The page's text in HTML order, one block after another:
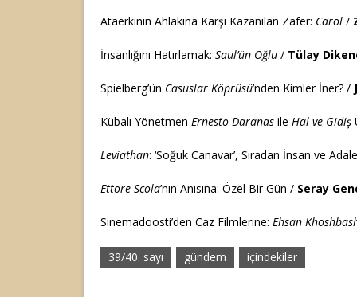
Ataerkinin Ahlakına Karşı Kazanılan Zafer: Carol /
İnsanlığını Hatırlamak: Saul’ün Oğlu / Tülay
Spielberg’ün Casuslar Köprüsü’nden Kimler İner? /
Kübalı Yönetmen Ernesto Daranas ile Hal ve Gidiş
Leviathan: ‘Soğuk Canavar’, Sıradan İnsan ve
Ettore Scola’nın Anısına: Özel Bir Gün / Seray
Sinemadoosti’den Caz Filmlerine: Ehsan
39/40. sayı gündem içindekiler